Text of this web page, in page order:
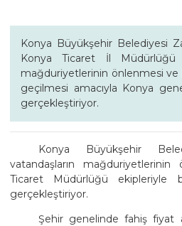
Konya Büyükşehir Belediyesi
Konya Ticaret İl Müdürlüğü
mağduriyetlerinin önlenmesi ve
geçilmesi amacıyla Konya
gerçekleştiriyor.
Konya Büyükşehir
vatandaşların
Ticaret Müdürlüğü ekipleriyle
gerçekleştiriyor.
Şehir genelinde fahiş fiyat